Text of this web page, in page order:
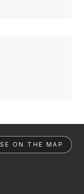
ON THE MAP